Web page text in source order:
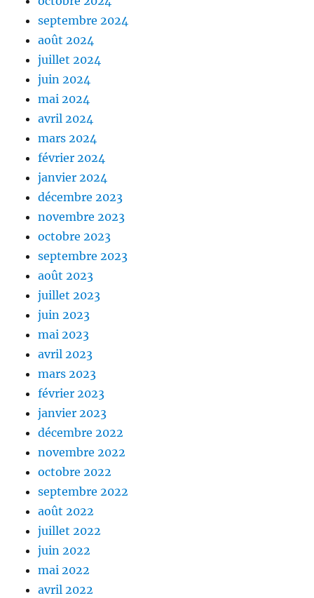
septembre 2024
août 2024
juillet 2024
juin 2024
mai 2024
avril 2024
mars 2024
février 2024
janvier 2024
décembre 2023
novembre 2023
octobre 2023
septembre 2023
août 2023
juillet 2023
juin 2023
mai 2023
avril 2023
mars 2023
février 2023
janvier 2023
décembre 2022
novembre 2022
octobre 2022
septembre 2022
août 2022
juillet 2022
juin 2022
mai 2022
avril 2022